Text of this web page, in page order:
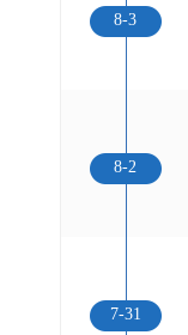
8-3
8-2
7-31